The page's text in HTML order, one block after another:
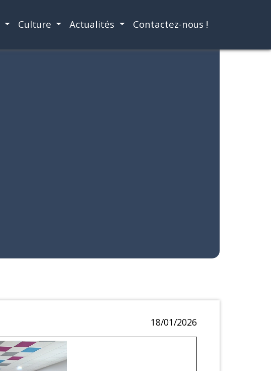
Culture Actualités Contactez-nous !
18/01/2026